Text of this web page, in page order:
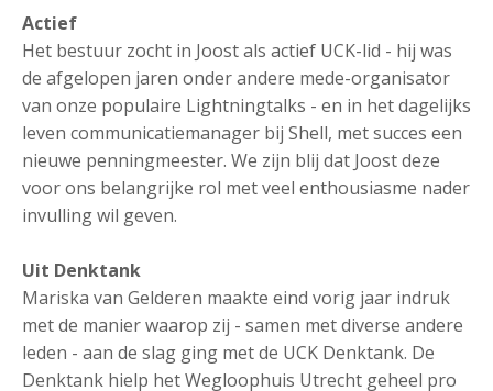
Actief
Het bestuur zocht in Joost als actief UCK-lid - hij was
de afgelopen jaren onder andere mede-organisator
van onze populaire Lightningtalks - en in het dagelijks
leven communicatiemanager bij Shell, met succes een
nieuwe penningmeester. We zijn blij dat Joost deze
voor ons belangrijke rol met veel enthousiasme nader
invulling wil geven.
Uit Denktank
Mariska van Gelderen maakte eind vorig jaar indruk
met de manier waarop zij - samen met diverse andere
leden - aan de slag ging met de UCK Denktank. De
Denktank hielp het Wegloophuis Utrecht geheel pro